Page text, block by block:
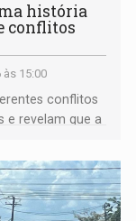
história
conflitos
15:00
conflitos
e revelam que a